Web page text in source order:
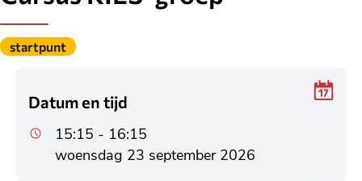
Gepubliceerd
categorie:
startpunt
Datum en tijd
15:15 - 16:15
woensdag 23 september 2026